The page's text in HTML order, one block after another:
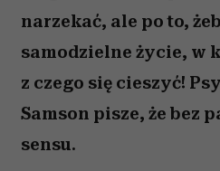
narzekać, ale po to,
samodzielne życie, w
z czego się cieszyć!
Samson pisze, że bez
sensu.